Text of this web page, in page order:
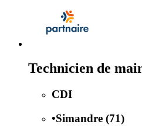
Technicien de
CDI
•Simandre (71)